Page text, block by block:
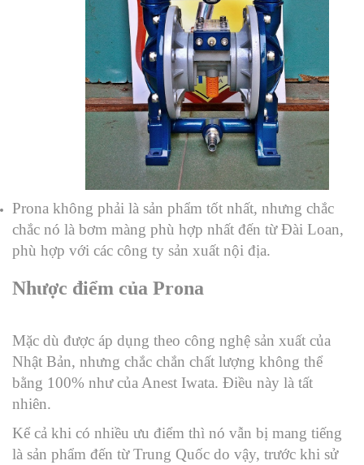
Prona không phải là sản phẩm tốt nhất, nhưng chắc
chắc nó là bơm màng phù hợp nhất đến từ Đài Loan,
phù hợp với các công ty sản xuất nội địa.
Nhược điểm của Prona
Mặc dù được áp dụng theo công nghệ sản xuất của
Nhật Bản, nhưng chắc chắn chất lượng không thể
bằng 100% như của Anest Iwata. Điều này là tất
nhiên.
Kể cả khi có nhiều ưu điểm thì nó vẫn bị mang tiếng
là sản phẩm đến từ Trung Quốc do vậy, trước khi sử